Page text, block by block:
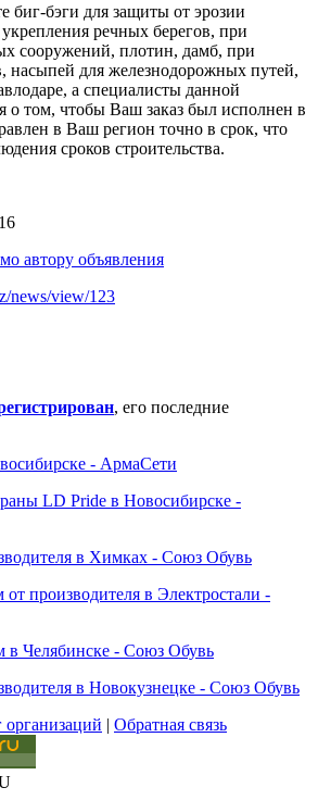
биг-бэги для защиты от эрозии
речных берегов, при
сооружений, плотин, дамб, при
насыпей для железнодорожных путей,
а специалисты данной
о том, чтобы Ваш заказ был исполнен в
в Ваш регион точно в срок, что
сроков строительства.
автору объявления
news/view/123
, его последние
- АрмаСети
LD Pride в Новосибирске -
в Химках - Союз Обувь
производителя в Электростали -
в Челябинске - Союз Обувь
в Новокузнецке - Союз Обувь
организаций | Обратная связь